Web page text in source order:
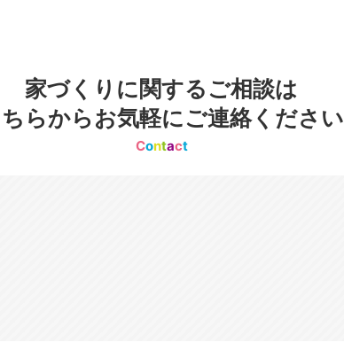
家づくりに関するご相談は
らからお気軽にご連絡ください
Contact